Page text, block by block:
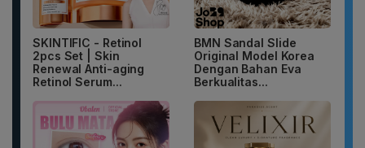
SKINTIFIC - Retinol
2pcs Set | Skin
Renewal Anti-aging
Retinol Serum...
BMN Sandal Slide
Original Model Korea
Dengan Bahan Eva
Berkualitas...